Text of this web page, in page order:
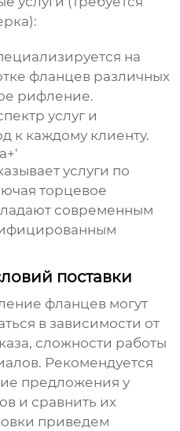
на
фланцев различных
рифление.
услуг и
к каждому клиенту.
услуги по
торцевое
современным
поставки
фланцев могут
в зависимости от
сложности работы
Рекомендуется
предложения у
и сравнить их
приведем